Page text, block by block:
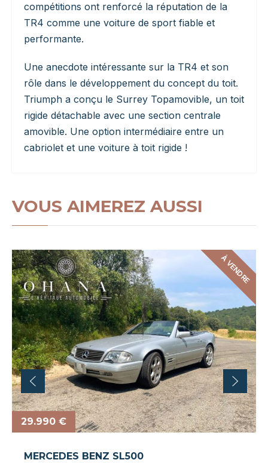
compétitions ont renforcé la réputation de la
TR4 comme une voiture de sport fiable et
performante.
Une anecdote intéressante sur la TR4 et son
rôle dans le développement du concept du toit.
Triumph a conçu le Surrey Topamovible, un toit
rigide détachable avec une section centrale
amovible. Une option intermédiaire entre un
cabriolet et une voiture à toit rigide !
VOUS AIMEREZ AUSSI
À VENDRE
29.990 €
MERCEDES BENZ SL500